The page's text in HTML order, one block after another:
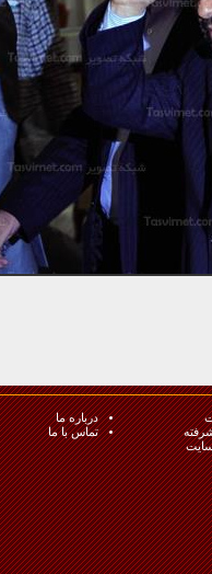
درباره ما
تماس با ما